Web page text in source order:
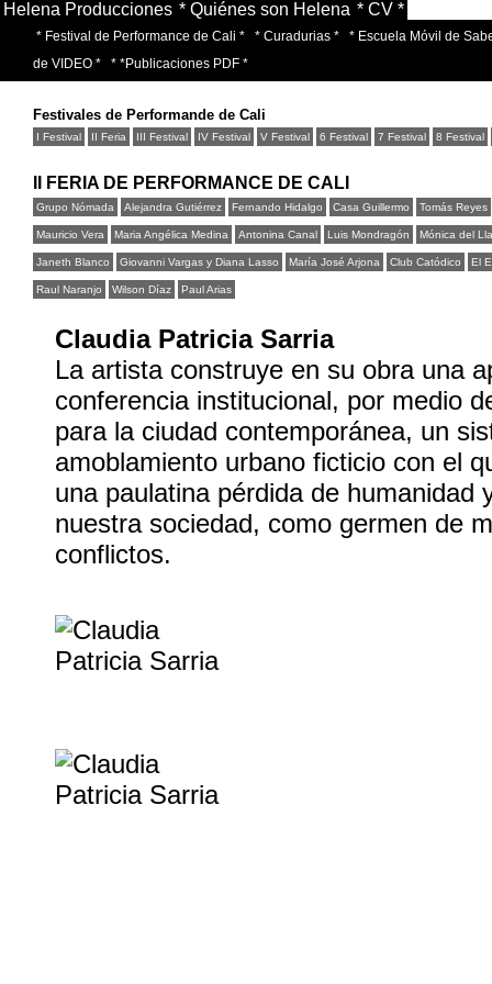
Helena Producciones * Quiénes son Helena * CV *
* Festival de Performance de Cali * * Curadurias *
* Escuela Móvil de
de VIDEO *
* *Publicaciones PDF *
Festivales de Performande de Cali
I Festival II Feria III Festival IV Festival V Festival 6 Festival 7 Festival 8 Festival
II FERIA DE PERFORMANCE DE CALI
Grupo Nómada Alejandra Gutiérrez Fernando Hidalgo Casa Guillermo Tomás Reyes
Mauricio Vera Maria Angélica Medina Antonina Canal Luis Mondragón Mónica del
Janeth Blanco Giovanni Vargas y Diana Lasso María José Arjona Club Catódico El
Raul Naranjo Wilson Díaz Paul Arias
Claudia Patricia Sarria
La artista construye en su obra una
conferencia institucional, por medio
para la ciudad contemporánea, un
amoblamiento urbano ficticio con el
una paulatina pérdida de humanidad
nuestra sociedad, como germen de
conflictos.